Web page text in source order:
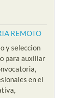
REMOTO
y seleccion
para auxiliar
en el